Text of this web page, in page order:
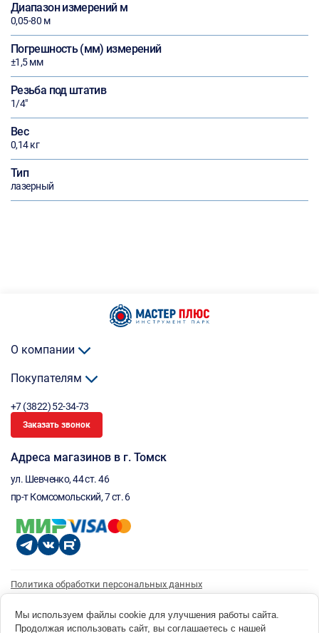
Диапазон измерений м
0,05-80 м
Погрешность (мм) измерений
±1,5 мм
Резьба под штатив
1/4"
Вес
0,14 кг
Тип
лазерный
О компании
Покупателям
+7 (3822) 52-34-73
Заказать звонок
Адреса магазинов в г. Томск
ул. Шевченко, 44 ст. 46
пр-т Комсомольский, 7 ст. 6
Политика обработки персональных данных
Согласие на получение рассылки
Мы используем файлы cookie для улучшения работы сайта.
Продолжая использовать сайт, вы соглашаетесь с нашей